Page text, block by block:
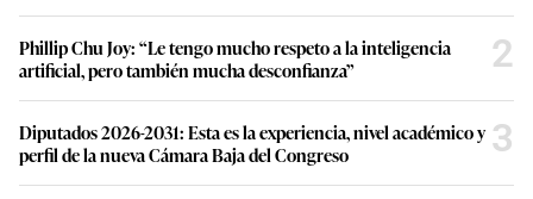
Phillip Chu Joy: “Le tengo mucho respeto a la inteligencia
artificial, pero también mucha desconfianza”
2
Diputados 2026-2031: Esta es la experiencia, nivel académico y
perfil de la nueva Cámara Baja del Congreso
3